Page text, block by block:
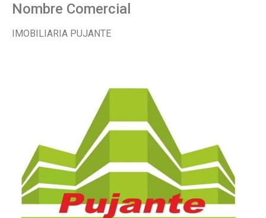
Nombre Comercial
IMOBILIARIA PUJANTE